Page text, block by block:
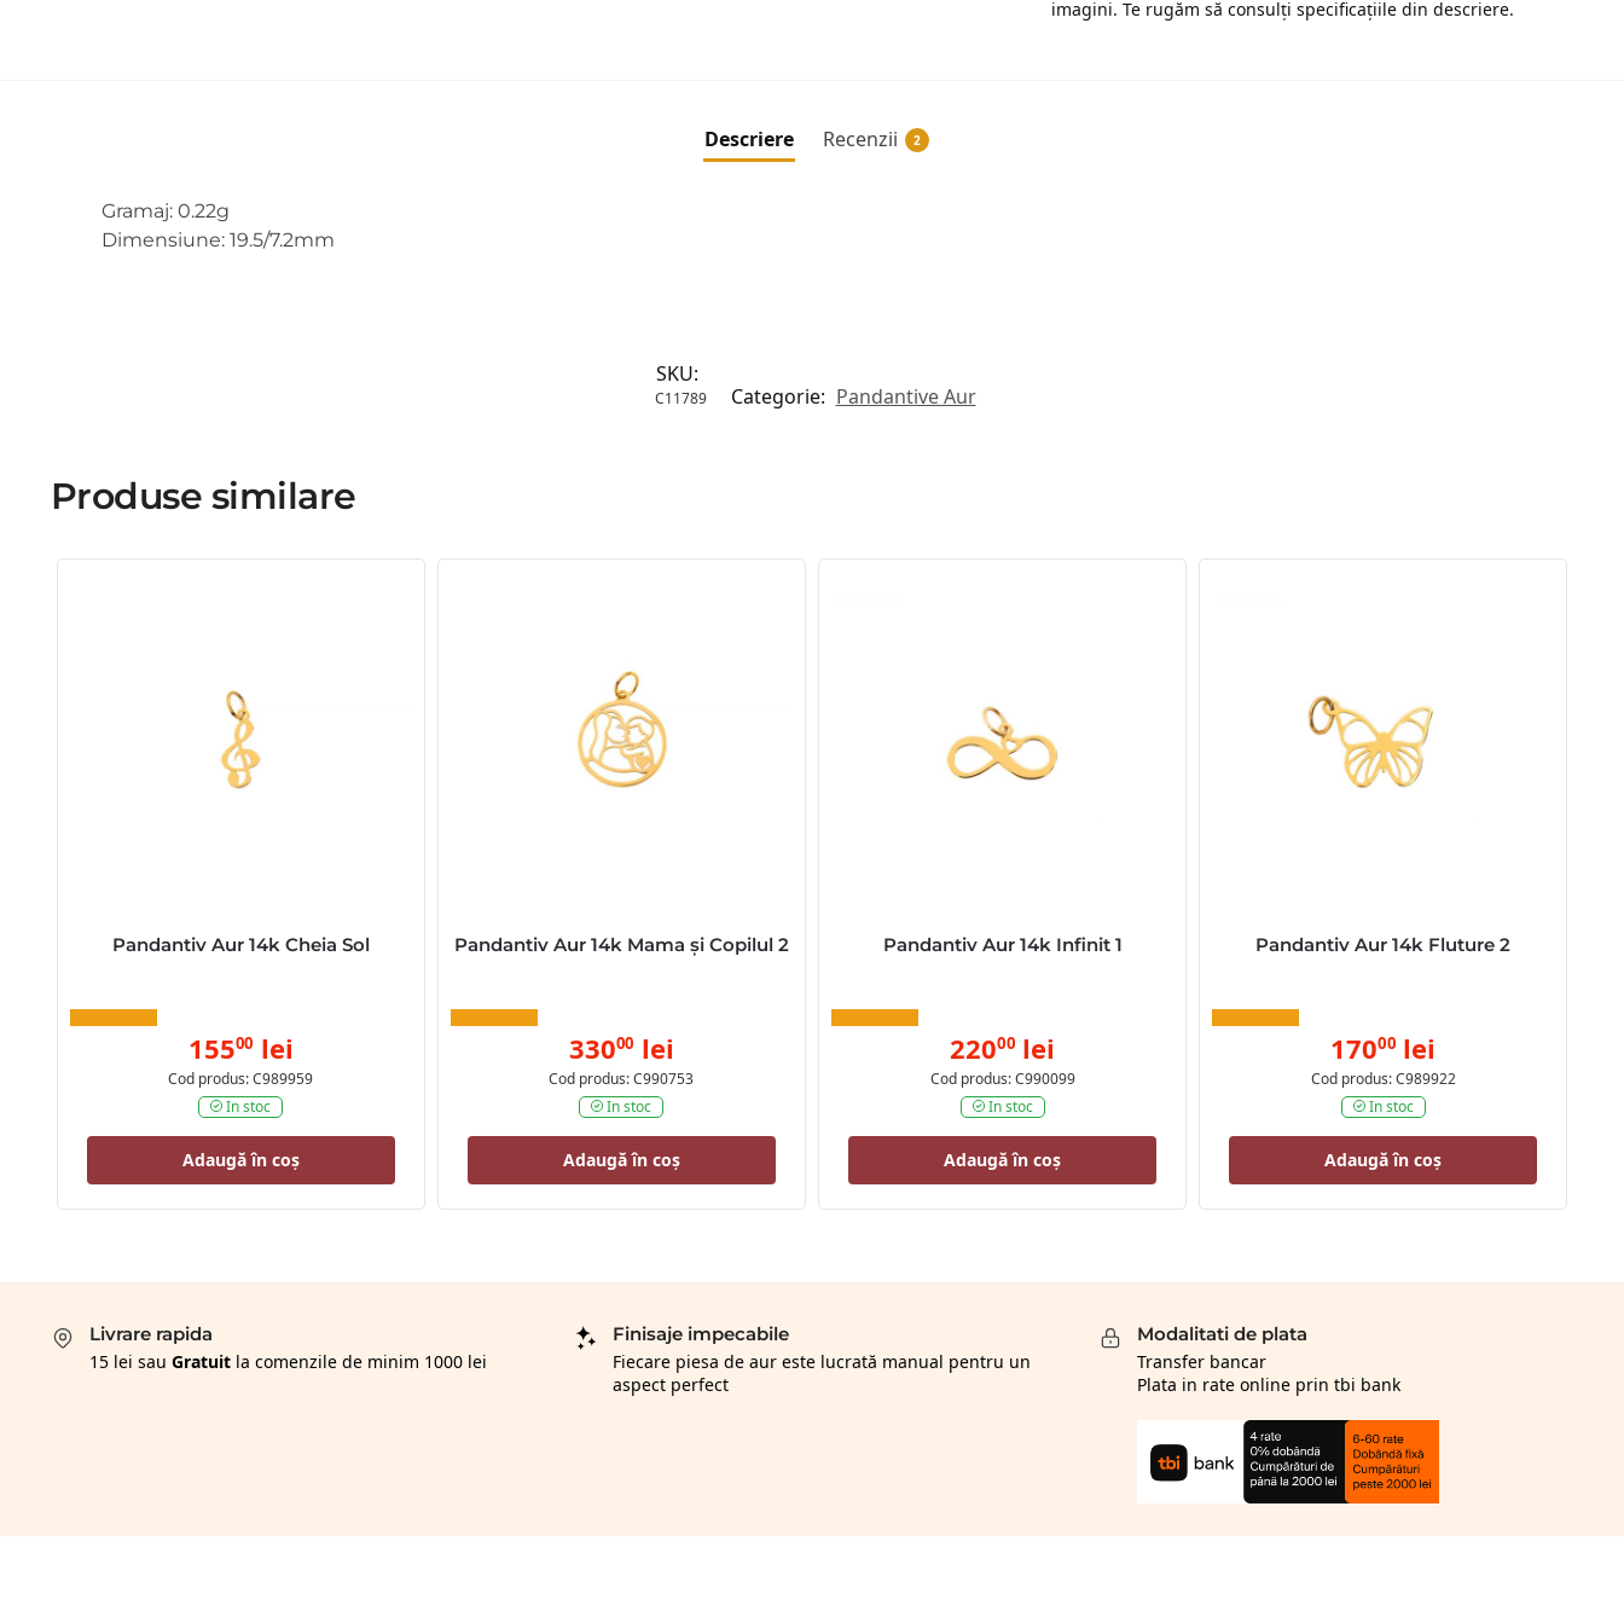
imagini. Te rugăm să consulți specificațiile din descriere.
Descriere Recenzii 2
Gramaj: 0.22g
Dimensiune: 19.5/7.2mm
SKU:
C11789 Categorie: Pandantive Aur
Produse similare
Pandantiv Aur 14k Cheia Sol
15500 lei
Cod produs: C989959
In stoc
Adaugă în coș
Pandantiv Aur 14k Mama și Copilul 2
33000 lei
Cod produs: C990753
In stoc
Adaugă în coș
Pandantiv Aur 14k Infinit 1
22000 lei
Cod produs: C990099
In stoc
Adaugă în coș
Pandantiv Aur 14k Fluture 2
17000 lei
Cod produs: C989922
In stoc
Adaugă în coș
Livrare rapida
15 lei sau Gratuitla comenzile de minim 1000 lei
Finisaje impecabile
Fiecare piesa de aur este lucrată manual pentru un
aspect perfect
Modalitati de plata
Transfer bancar
Plata in rate online prin tbi bank